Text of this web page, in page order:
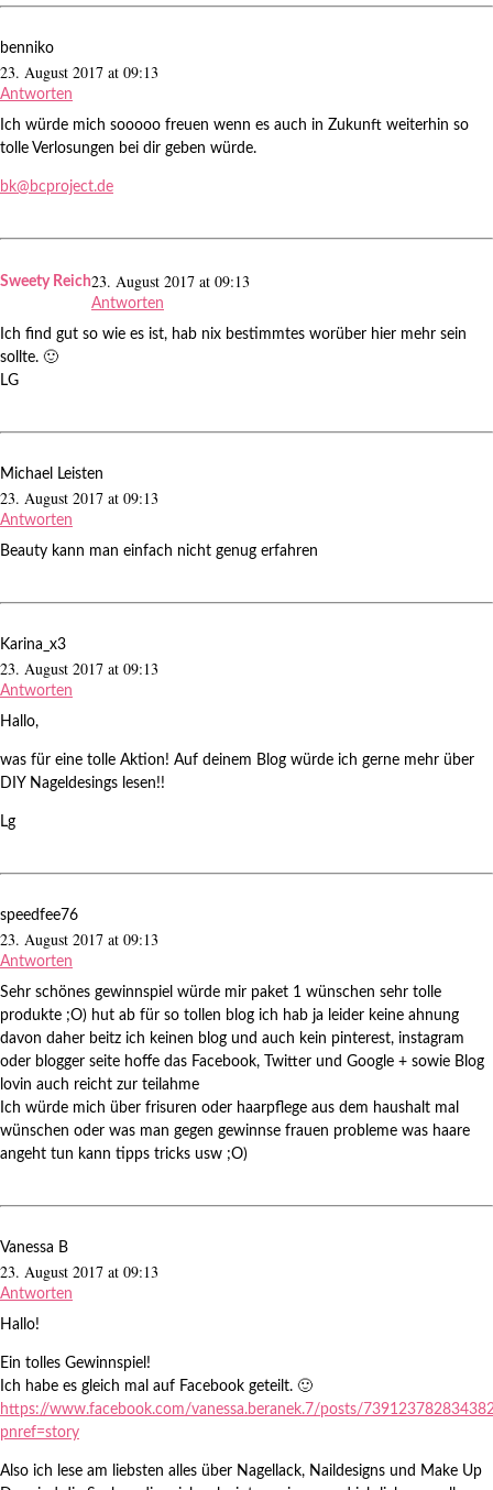
benniko
23. August 2017 at 09:13
Antworten
Ich würde mich sooooo freuen wenn es auch in Zukunft weiterhin so
tolle Verlosungen bei dir geben würde.
bk@bcproject.de
Sweety Reich23. August 2017 at 09:13
Antworten
Ich find gut so wie es ist, hab nix bestimmtes worüber hier mehr sein
sollte. 🙂
LG
Michael Leisten
23. August 2017 at 09:13
Antworten
Beauty kann man einfach nicht genug erfahren
Karina_x3
23. August 2017 at 09:13
Antworten
Hallo,
was für eine tolle Aktion! Auf deinem Blog würde ich gerne mehr über
DIY Nageldesings lesen!!
Lg
speedfee76
23. August 2017 at 09:13
Antworten
Sehr schönes gewinnspiel würde mir paket 1 wünschen sehr tolle
produkte ;O) hut ab für so tollen blog ich hab ja leider keine ahnung
davon daher beitz ich keinen blog und auch kein pinterest, instagram
oder blogger seite hoffe das Facebook, Twitter und Google + sowie Blog
lovin auch reicht zur teilahme
Ich würde mich über frisuren oder haarpflege aus dem haushalt mal
wünschen oder was man gegen gewinnse frauen probleme was haare
angeht tun kann tipps tricks usw ;O)
Vanessa B
23. August 2017 at 09:13
Antworten
Hallo!
Ein tolles Gewinnspiel!
Ich habe es gleich mal auf Facebook geteilt. 🙂
https://www.facebook.com/vanessa.beranek.7/posts/
pnref=story
Also ich lese am liebsten alles über Nagellack, Naildesigns und Make Up